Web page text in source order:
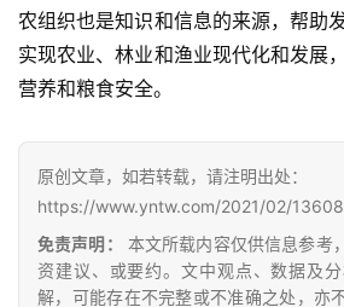
云
糖
众
号
农组织也是知识和信息的来源，帮助
实现农业、林业和渔业现代化和发展
营养和粮食安全。
原创文章，如若转载，请注明出处：
https://www.yntw.com/2021/02/
免责声明：
本文所载内容仅供信息参考
资建议、或要约。文中观点、数据及
解，可能存在不完整或不准确之处，亦